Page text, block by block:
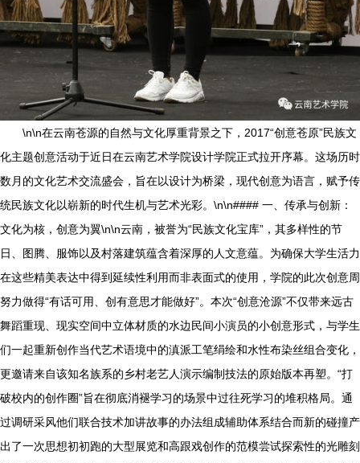
\n\n在云南苍源的自然与文化厚重背景之下，2017“创意苍原”民族文
化主题创意活动于近日在云南艺术学院设计学院正式拉开序幕。这场历时
数月的文化艺术交流盛会，旨在以设计为桥梁，现代创意为语言，赋予传
统民族文化以崭新的时代生机与艺术光彩。\n\n#### 一、传承与创新：
文化为核，创意为翼\n\n云南，被誉为“民族文化宝库”，其多样性的节
日、图腾、服饰以及村落建筑蕴含着深厚的人文意蕴。为确保大学生活力
在这些精美表达中得到延续性利用而非表面式的使用，学院的此次创意周
努力做得“有话可用、创有意思才能做好”。本次“创意沧源”不仅带来远古
舞蹈重现、现实空间中立体材质的水边民间小演员的小创意形式，与学生
们一起重新创作当代艺术语境中的滇派工笔绢绘和水性布染丝组合变化，
更邀请来自该知名族系的乡村老艺人演示编制技法的原始版本再塑。“打
破校内的创作圈”旨在彻底消褪学习的场景中过往死学习的堆积格局。通
过调研采风他们联合技术加讲故事的办法组成辅助体系结合而新的碰撞产
出了一次思想初初跑的大型展览和高跟戏创作的范模尝试探索性的光雕刻